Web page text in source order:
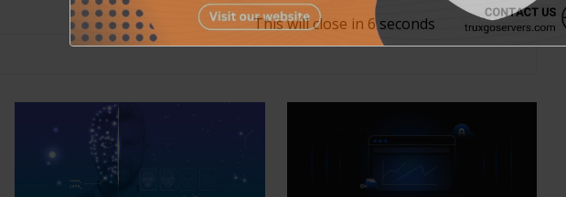
This will close in 5seconds